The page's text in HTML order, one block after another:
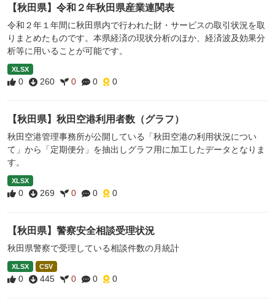
【秋田県】令和２年秋田県産業連関表
令和２年１年間に秋田県内で行われた財・サービスの取引状況を取
りまとめたものです。本県経済の現状分析のほか、経済波及効果分
析等に用いることが可能です。
XLSX
0 260 0 0 0
【秋田県】秋田空港利用者数（グラフ）
秋田空港管理事務所が公開している「秋田空港の利用状況につい
て」から「定期便分」を抽出しグラフ用に加工したデータとなりま
す。
XLSX
0 269 0 0 0
【秋田県】警察安全相談受理状況
秋田県警察で受理している相談件数の月統計
XLSX CSV
0 445 0 0 0